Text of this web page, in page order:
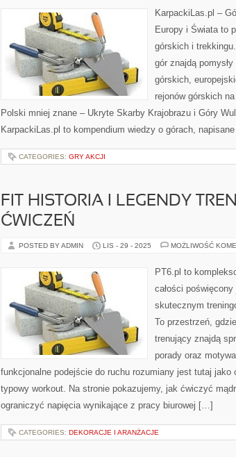
KarpackiLas.pl –
Europy i Świata to
górskich i
gór znajdą
górskich,
rejonów górskich
Polski mniej znane – Ukryte Skarby Krajobrazu i Góry
KarpackiLas.pl to kompendium wiedzy o górach,
CATEGORIES: GRY AKCJI
FIT HISTORIA I LEGENDY
ĆWICZEŃ
POSTED BY ADMIN LIS - 29 - 2025 MOŻLIWOŚĆ
PT6.pl to
całości
skutecznym
To przestrzeń,
trenujący znajdą
porady oraz
funkcjonalne podejście do ruchu rozumiany jest tutaj
typowy workout. Na stronie pokazujemy, jak ćwiczyć
ograniczyć napięcia wynikające z pracy biurowej […]
CATEGORIES: DEKORACJE I ARANŻACJE